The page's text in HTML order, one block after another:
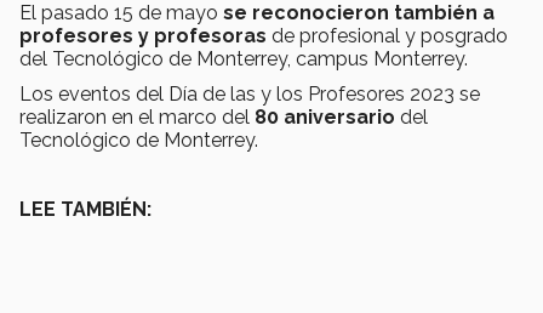
El pasado 15 de mayo se reconocieron también a
profesores y profesoras de profesional y posgrado
del Tecnológico de Monterrey, campus Monterrey.
Los eventos del Día de las y los Profesores 2023 se
realizaron en el marco del 80 aniversario del
Tecnológico de Monterrey.
LEE TAMBIÉN: